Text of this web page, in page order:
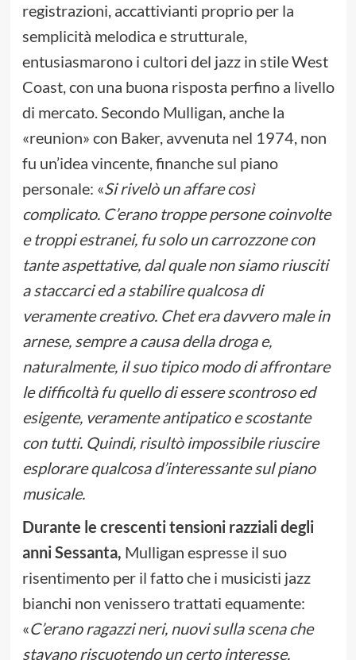
registrazioni, accattivianti proprio per la
semplicità melodica e strutturale,
entusiasmarono i cultori del jazz in stile West
Coast, con una buona risposta perfino a livello
di mercato. Secondo Mulligan, anche la
«reunion» con Baker, avvenuta nel 1974, non
fu un’idea vincente, finanche sul piano
personale: «Si rivelò un affare così
complicato. C’erano troppe persone coinvolte
e troppi estranei, fu solo un carrozzone con
tante aspettative, dal quale non siamo riusciti
a staccarci ed a stabilire qualcosa di
veramente creativo. Chet era davvero male in
arnese, sempre a causa della droga e,
naturalmente, il suo tipico modo di affrontare
le difficoltà fu quello di essere scontroso ed
esigente, veramente antipatico e scostante
con tutti. Quindi, risultò impossibile riuscire
esplorare qualcosa d’interessante sul piano
musicale.
Durante le crescenti tensioni razziali degli
anni Sessanta, Mulligan espresse il suo
risentimento per il fatto che i musicisti jazz
bianchi non venissero trattati equamente:
«C’erano ragazzi neri, nuovi sulla scena che
stavano riscuotendo un certo interesse.